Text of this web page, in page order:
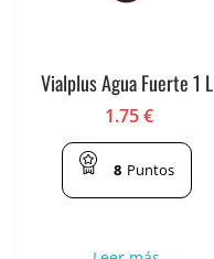
Vialplus Agua Fuerte 1 L
1.75€
8 Puntos